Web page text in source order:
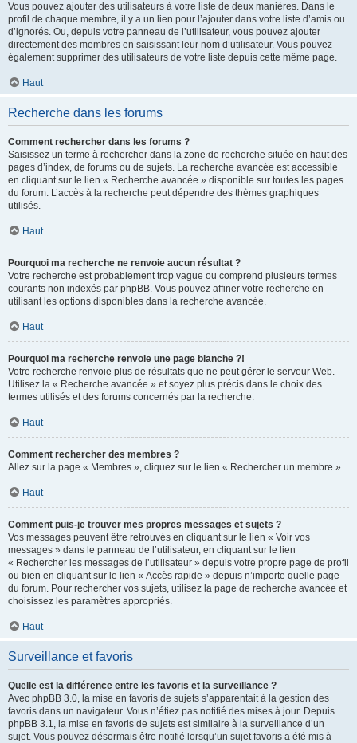
Vous pouvez ajouter des utilisateurs à votre liste de deux manières. Dans le
profil de chaque membre, il y a un lien pour l’ajouter dans votre liste d’amis ou
d’ignorés. Ou, depuis votre panneau de l’utilisateur, vous pouvez ajouter
directement des membres en saisissant leur nom d’utilisateur. Vous pouvez
également supprimer des utilisateurs de votre liste depuis cette même page.
Haut
Recherche dans les forums
Comment rechercher dans les forums ?
Saisissez un terme à rechercher dans la zone de recherche située en haut des
pages d’index, de forums ou de sujets. La recherche avancée est accessible
en cliquant sur le lien « Recherche avancée » disponible sur toutes les pages
du forum. L’accès à la recherche peut dépendre des thèmes graphiques
utilisés.
Haut
Pourquoi ma recherche ne renvoie aucun résultat ?
Votre recherche est probablement trop vague ou comprend plusieurs termes
courants non indexés par phpBB. Vous pouvez affiner votre recherche en
utilisant les options disponibles dans la recherche avancée.
Haut
Pourquoi ma recherche renvoie une page blanche ?!
Votre recherche renvoie plus de résultats que ne peut gérer le serveur Web.
Utilisez la « Recherche avancée » et soyez plus précis dans le choix des
termes utilisés et des forums concernés par la recherche.
Haut
Comment rechercher des membres ?
Allez sur la page « Membres », cliquez sur le lien « Rechercher un membre ».
Haut
Comment puis-je trouver mes propres messages et sujets ?
Vos messages peuvent être retrouvés en cliquant sur le lien « Voir vos
messages » dans le panneau de l’utilisateur, en cliquant sur le lien
« Rechercher les messages de l’utilisateur » depuis votre propre page de profil
ou bien en cliquant sur le lien « Accès rapide » depuis n’importe quelle page
du forum. Pour rechercher vos sujets, utilisez la page de recherche avancée et
choisissez les paramètres appropriés.
Haut
Surveillance et favoris
Quelle est la différence entre les favoris et la surveillance ?
Avec phpBB 3.0, la mise en favoris de sujets s’apparentait à la gestion des
favoris dans un navigateur. Vous n’étiez pas notifié des mises à jour. Depuis
phpBB 3.1, la mise en favoris de sujets est similaire à la surveillance d’un
sujet. Vous pouvez désormais être notifié lorsqu’un sujet favoris a été mis à